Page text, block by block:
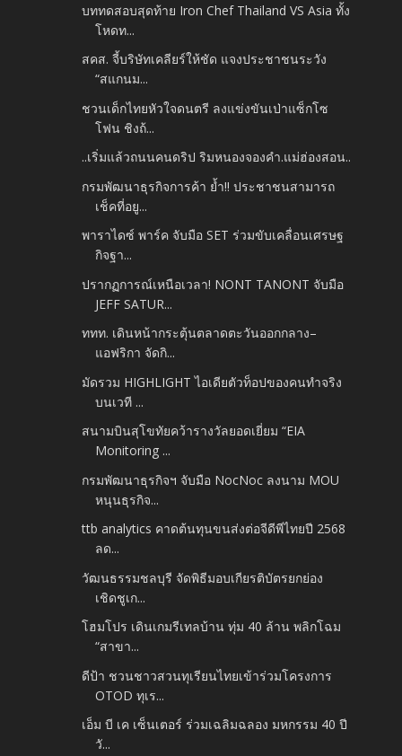
บททดสอบสุดท้าย Iron Chef Thailand VS Asia ทั้ง
โหดท...
สคส. จี้บริษัทเคลียร์ให้ชัด แจงประชาชนระวัง
“สแกนม...
ชวนเด็กไทยหัวใจดนตรี ลงแข่งขันเป่าแซ็กโซ
โฟน ชิงถ้...
..เริ่มแล้วถนนคนดริป ริมหนองจองคำ.แม่ฮ่องสอน..
กรมพัฒนาธุรกิจการค้า ย้ำ!! ประชาชนสามารถ
เช็คที่อยู...
พาราไดซ์ พาร์ค จับมือ SET ร่วมขับเคลื่อนเศรษฐ
กิจฐา...
ปรากฏการณ์เหนือเวลา! NONT TANONT จับมือ
JEFF SATUR...
ททท. เดินหน้ากระตุ้นตลาดตะวันออกกลาง–
แอฟริกา จัดกิ...
มัดรวม HIGHLIGHT ไอเดียตัวท็อปของคนทำจริง
บนเวที ...
สนามบินสุโขทัยคว้ารางวัลยอดเยี่ยม “EIA
Monitoring ...
กรมพัฒนาธุรกิจฯ จับมือ NocNoc ลงนาม MOU
หนุนธุรกิจ...
ttb analytics คาดต้นทุนขนส่งต่อจีดีพีไทยปี 2568
ลด...
วัฒนธรรมชลบุรี จัดพิธีมอบเกียรติบัตรยกย่อง
เชิดชูเก...
โฮมโปร เดินเกมรีเทลบ้าน ทุ่ม 40 ล้าน พลิกโฉม
“สาขา...
ดีป้า ชวนชาวสวนทุเรียนไทยเข้าร่วมโครงการ
OTOD ทุเร...
เอ็ม บี เค เซ็นเตอร์ ร่วมเฉลิมฉลอง มหกรรม 40 ปี
วั...